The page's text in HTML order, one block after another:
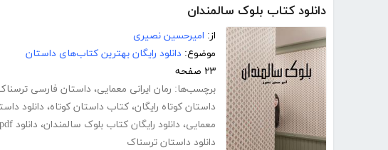
دانلود کتاب بلوک سالمندان
از: امیرحسین نصیری
موضوع: دانلود رایگان بهترین کتاب‌های داستان
۲۳ صفحه
برچسب‌ها: رمان ایرانی معمایی، داستان فارسی
داستان کوتاه رایگان، کتاب داستان کوتاه، دانلود
معمایی، دانلود رایگان کتاب بلوک سالمندان، دانلود pdf کتاب بلوک سالمندان
دانلود داستان ترسناک